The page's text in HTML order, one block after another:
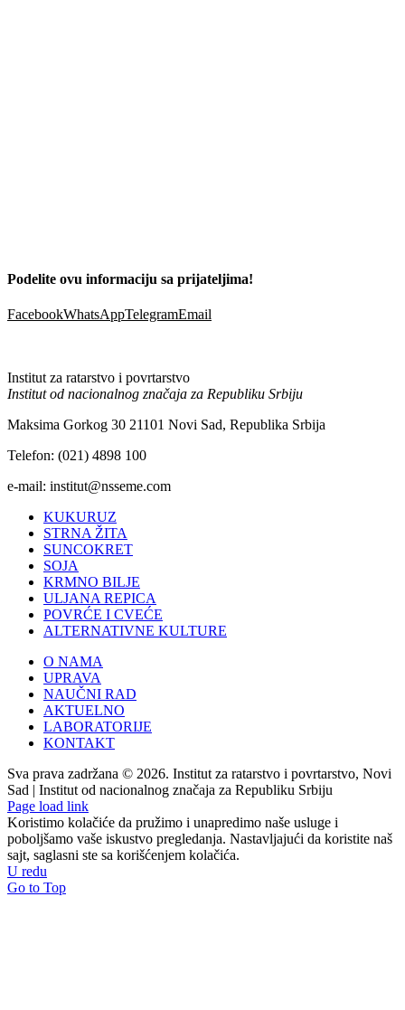
Podelite ovu informaciju sa prijateljima!
FacebookWhatsAppTelegramEmail
Institut za ratarstvo i povrtarstvo
Institut od nacionalnog značaja za Republiku Srbiju
Maksima Gorkog 30 21101 Novi Sad, Republika Srbija
Telefon: (021) 4898 100
e-mail: institut@nsseme.com
KUKURUZ
STRNA ŽITA
SUNCOKRET
SOJA
KRMNO BILJE
ULJANA REPICA
POVRĆE I CVEĆE
ALTERNATIVNE KULTURE
O NAMA
UPRAVA
NAUČNI RAD
AKTUELNO
LABORATORIJE
KONTAKT
Sva prava zadržana © 2026. Institut za ratarstvo i povrtarstvo, Novi
Sad | Institut od nacionalnog značaja za Republiku Srbiju
Page load link
Koristimo kolačiće da pružimo i unapredimo naše usluge i
poboljšamo vaše iskustvo pregledanja. Nastavljajući da koristite naš
sajt, saglasni ste sa korišćenjem kolačića.
U redu
Go to Top